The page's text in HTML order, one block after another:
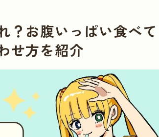
？お腹いっぱい食べて
せ方を紹介